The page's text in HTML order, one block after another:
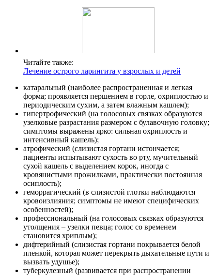
Читайте также:
Лечение острого ларингита у взрослых и детей
катаральный (наиболее распространенная и легкая
форма; проявляется першением в горле, охриплостью и
периодическим сухим, а затем влажным кашлем);
гипертрофический (на голосовых связках образуются
узелковые разрастания размером с булавочную головку;
симптомы выражены ярко: сильная охриплость и
интенсивный кашель);
атрофический (слизистая гортани истончается;
пациенты испытывают сухость во рту, мучительный
сухой кашель с выделением корок, иногда с
кровянистыми прожилками, практически постоянная
осиплость);
геморрагический (в слизистой глотки наблюдаются
кровоизлияния; симптомы не имеют специфических
особенностей);
профессиональный (на голосовых связках образуются
утолщения – узелки певца; голос со временем
становится хриплым);
дифтерийный (слизистая гортани покрывается белой
пленкой, которая может перекрыть дыхательные пути и
вызвать удушье);
туберкулезный (развивается при распространении